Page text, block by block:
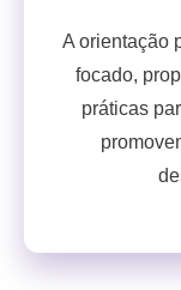
A orientação
focado,
práticas